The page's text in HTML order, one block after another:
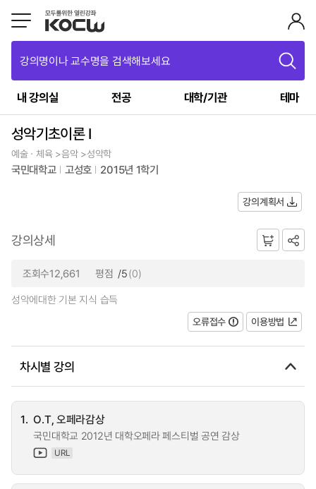
강의명이나 교수명을 검색해보세요
내 강의실 전공 대학/기관 테마
성악기초이론 I
예술ㆍ체육 >음악 >성악학
국민대학교 고성호 2015년 1학기
강의계획서
강의상세
조회수12,661 평점 /5(0)
성악에대한 기본 지식 습득
오류접수
이용방법
차시별 강의
1. O.T, 오페라감상
국민대학교 2012년 대학오페라 페스티벌 공연 감상
URL